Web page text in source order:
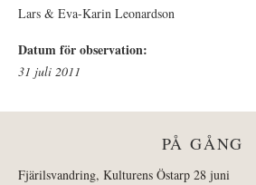
Lars & Eva-Karin Leonardson
Datum för observation:
31 juli 2011
PÅ GÅNG
Fjärilsvandring, Kulturens Östarp 28 juni